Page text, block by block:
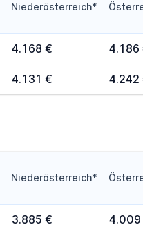
Niederösterreich*
4.168 € 4.186
4.131 € 4.242
Niederösterreich*
3.885 €